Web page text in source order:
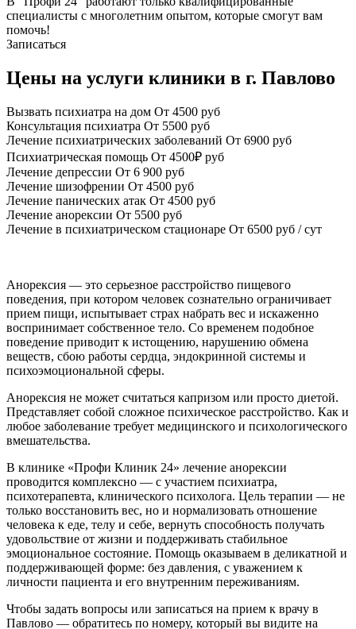
специалисты с многолетним опытом, которые смогут вам
помочь!
Записаться
Цены на услуги клиники в г. Павлово
Вызвать психиатра на дом От 4500 руб
Консультация психиатра От 5500 руб
Лечение психиатрических заболеваний От 6900 руб
Психиатрическая помощь От 4500₽ руб
Лечение депрессии От 6 900 руб
Лечение шизофрении От 4500 руб
Лечение панических атак От 4500 руб
Лечение анорексии От 5500 руб
Лечение в психиатрическом стационаре От 6500 руб / сут
Анорексия — это серьезное расстройство пищевого
поведения, при котором человек сознательно ограничивает
прием пищи, испытывает страх набрать вес и искаженно
воспринимает собственное тело. Со временем подобное
поведение приводит к истощению, нарушению обмена
веществ, сбою работы сердца, эндокринной системы и
психоэмоциональной сферы.
Анорексия не может считаться капризом или просто диетой.
Представляет собой сложное психическое расстройство. Как и
любое заболевание требует медицинского и психологического
вмешательства.
В клинике «Профи Клиник 24» лечение анорексии
проводится комплексно — с участием психиатра,
психотерапевта, клинического психолога. Цель терапии — не
только восстановить вес, но и нормализовать отношение
человека к еде, телу и себе, вернуть способность получать
удовольствие от жизни и поддерживать стабильное
эмоциональное состояние. Помощь оказываем в деликатной и
поддерживающей форме: без давления, с уважением к
личности пациента и его внутренним переживаниям.
Чтобы задать вопросы или записаться на прием к врачу в
Павлово — обратитесь по номеру, который вы видите на